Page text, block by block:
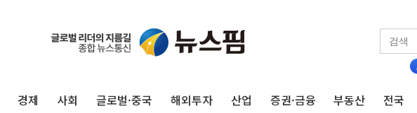
경제 사회 글로벌·중국 해외투자 산업 증권·금융 부동산 전국